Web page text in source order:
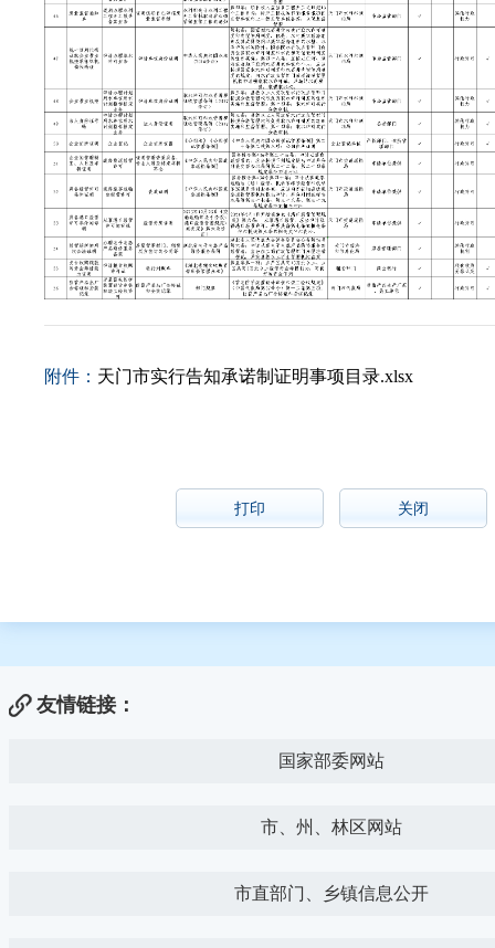
附件： 天门市实行告知承诺制证明事项目录.xlsx
打印 关闭
友情链接：
国家部委网站
市、州、林区网站
市直部门、乡镇信息公开